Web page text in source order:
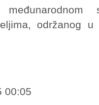
održanog
00:05